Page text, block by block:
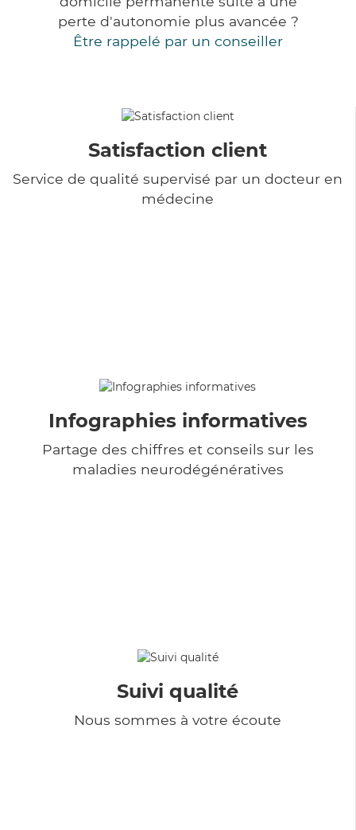
perte d'autonomie plus avancée ?
Être rappelé par un conseiller
Satisfaction client
Service de qualité supervisé par un docteur en
médecine
Infographies informatives
Partage des chiffres et conseils sur les
maladies neurodégénératives
Suivi qualité
Nous sommes à votre écoute